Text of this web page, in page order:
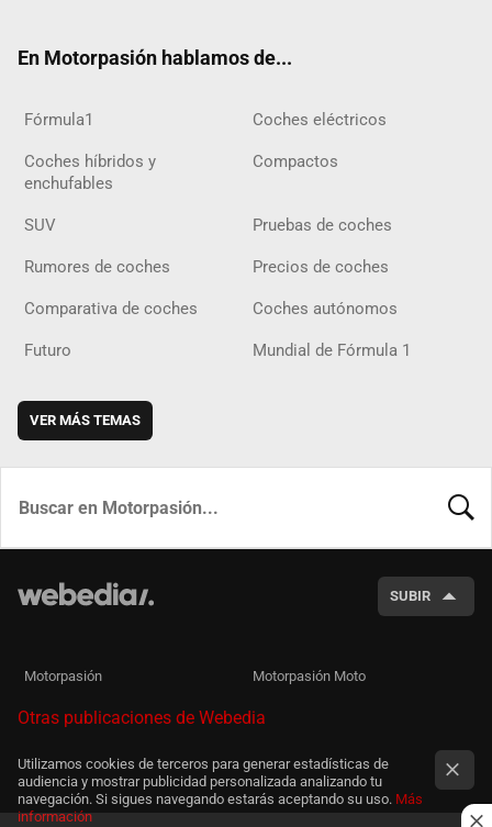
En Motorpasión hablamos de...
Fórmula1 Coches eléctricos
Coches híbridos y
enchufables
Compactos
SUV Pruebas de coches
Rumores de coches Precios de coches
Comparativa de coches Coches autónomos
Futuro Mundial de Fórmula 1
VER MÁS TEMAS
SUBIR
Motorpasión Motorpasión Moto
Otras publicaciones de Webedia
Utilizamos cookies de terceros para generar estadísticas de
audiencia y mostrar publicidad personalizada analizando tu
navegación. Si sigues navegando estarás aceptando su uso. Más
información